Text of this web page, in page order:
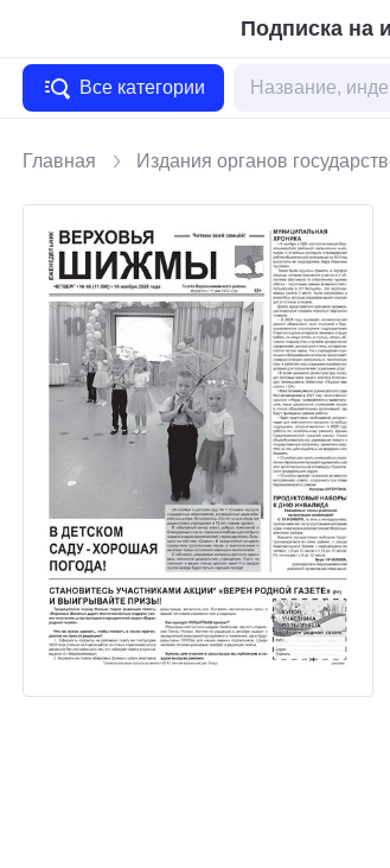
Подписка на
Все категории
Главная Издания органов